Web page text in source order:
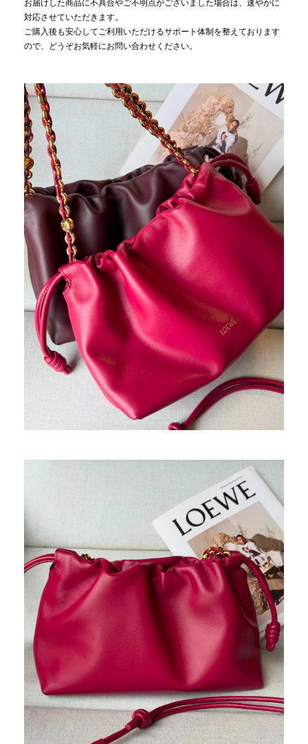
お届けした商品に不具合やご不明点がございました場合は、速やかに
対応させていただきます。
ご購入後も安心してご利用いただけるサポート体制を整えております
ので、どうぞお気軽にお問い合わせください。